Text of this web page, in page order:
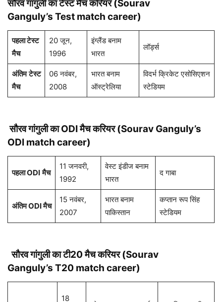
सौरव गांगुलीका टेस्ट मैच करियर (Sourav
Ganguly’s Test match career)
पहला टेस्ट
मैच
20 जून,
1996
इंग्लैंड बनाम
भारत
लॉर्ड्स
अंतिम टेस्ट
मैच
06 नवंबर,
2008
भारत बनाम
ऑस्ट्रेलिया
विदर्भ क्रिकेट एसोसिएशन
स्टेडियम
सौरव गांगुलीका ODI मैच करियर (Sourav Ganguly’s
ODI match career)
पहलाODI मैच
11 जनवरी,
1992
वेस्ट इंडीज बनाम
भारत
द गाबा
अंतिम ODI मैच
15 नवंबर,
2007
भारत बनाम
पाकिस्तान
कप्तान रूप सिंह
स्टेडियम
सौरव गांगुलीका टी20 मैच करियर (Sourav
Ganguly’s T20 match career)
18